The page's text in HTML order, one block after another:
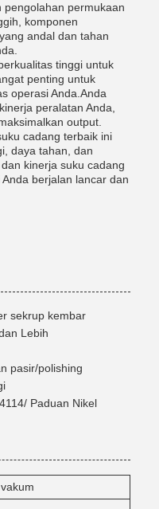
permukaan
komponen
andal dan tahan
tinggi untuk
penting untuk
operasi Anda.Anda
peralatan Anda,
output.
cadang terbaik ini
daya tahan, dan
kinerja suku cadang
berjalan lancar dan
sekrup kembar
Lebih
pasir/polishing
Paduan Nikel